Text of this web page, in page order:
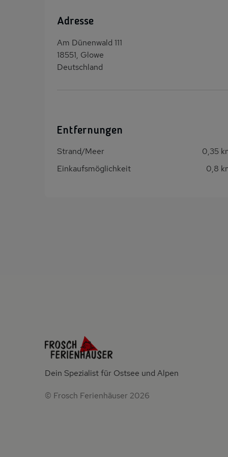
Adresse
Am Dünenwald 111
18551, Glowe
Deutschland
Entfernungen
Strand/Meer
0,35
Einkaufsmöglichkeit
0,8
Dein Spezialist für Ostsee und Alpen
© Frosch Ferienhäuser 2026